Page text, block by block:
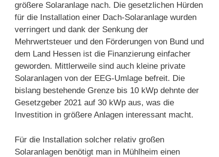
größere Solaranlage nach. Die gesetzlichen Hürden
für die Installation einer Dach-Solaranlage wurden
verringert und dank der Senkung der
Mehrwertsteuer und den Förderungen von Bund und
dem Land Hessen ist die Finanzierung einfacher
geworden. Mittlerweile sind auch kleine private
Solaranlagen von der EEG-Umlage befreit. Die
bislang bestehende Grenze bis 10 kWp dehnte der
Gesetzgeber 2021 auf 30 kWp aus, was die
Investition in größere Anlagen interessant macht.
Für die Installation solcher relativ großen
Solaranlagen benötigt man in Mühlheim einen